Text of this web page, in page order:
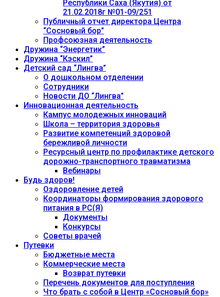
Республики Саха (Якутия) от
21.02.2018г №01-09/251
Публичный отчет директора Центра
“Сосновый бор”
Профсоюзная деятельность
Дружина “Энергетик”
Дружина “Кэскил”
Детский сад “Лингва”
О дошкольном отделении
Сотрудники
Новости ДО “Лингва”
Инновационная деятельность
Кампус молодежных инноваций
Школа – территория здоровья
Развитие компетенций здоровой
бережливой личности
Ресурсный центр по профилактике детского
дорожно-транспортного травматизма
Вебинары
Будь здоров!
Оздоровление детей
Координаторы формирования здорового
питания в РС(Я)
Документы
Конкурсы
Советы врачей
Путевки
Бюджетные места
Коммерческие места
Возврат путевки
Перечень документов для поступления
Что брать с собой в Центр «Сосновый бор»